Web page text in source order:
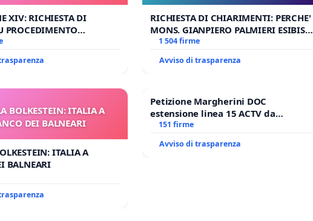
XIV: RICHIESTA DI
PROCEDIMENTO
SEDE IMPEDITA DI
RICHIESTA DI CHIARIMENTI: PERCHE'
MONS. GIANPIERO PALMIERI ESIBISCE
OPERE DI RUPNIK?
1 504 firme
Avviso di trasparenza
BOLKESTEIN: ITALIA A
DEI BALNEARI
ITALIA A
BALNEARI
Petizione Margherini DOC
estensione linea 15 ACTV da
Marghera P.zza S. Antonio
1,50
151 firme
Avviso di trasparenza